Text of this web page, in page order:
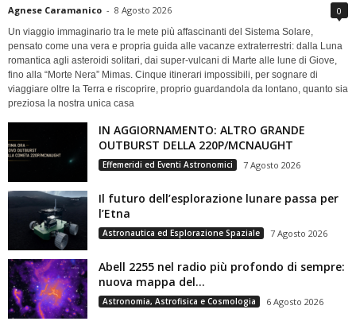
Agnese Caramanico - 8 Agosto 2026 0
Un viaggio immaginario tra le mete più affascinanti del Sistema Solare,
pensato come una vera e propria guida alle vacanze extraterrestri: dalla Luna
romantica agli asteroidi solitari, dai super-vulcani di Marte alle lune di Giove,
fino alla “Morte Nera” Mimas. Cinque itinerari impossibili, per sognare di
viaggiare oltre la Terra e riscoprire, proprio guardandola da lontano, quanto sia
preziosa la nostra unica casa
IN AGGIORNAMENTO: ALTRO GRANDE
OUTBURST DELLA 220P/MCNAUGHT
Effemeridi ed Eventi Astronomici 7 Agosto 2026
Il futuro dell’esplorazione lunare passa per
l’Etna
Astronautica ed Esplorazione Spaziale 7 Agosto 2026
Abell 2255 nel radio più profondo di sempre:
nuova mappa del...
Astronomia, Astrofisica e Cosmologia 6 Agosto 2026